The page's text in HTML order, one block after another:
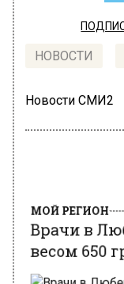
НОВОСТИ
Новости СМИ2
Врачи в
весом 650